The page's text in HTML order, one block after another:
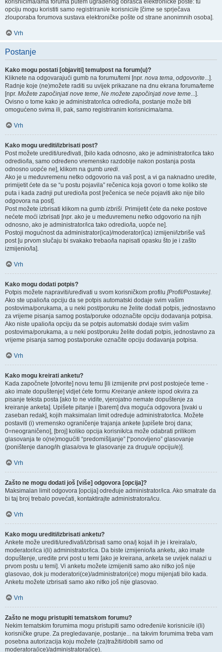
korisnicima/ama foruma putem ugrađenog obrasca elektroničke pošte: tu
opciju mogu koristiti samo registrirani/e korisnici/e [čime se sprječava
zlouporaba forumova sustava elektroničke pošte od strane anonimnih osoba].
Vrh
Postanje
Kako mogu postati [objaviti] temu/post na forum(u)?
Kliknete na odgovarajući gumb na forumu/temi [npr. nova tema, odgovorite...].
Radnje koje (ne)možete raditi su uvijek prikazane na dnu ekrana foruma/teme
[npr. Možete započinjati nove teme, Ne možete započinjati nove teme...].
Ovisno o tome kako je administrator/ica odredio/la, postanje može biti
omogućeno svima ili, pak, samo registriranim korisnicima/ama.
Vrh
Kako mogu urediti/izbrisati post?
Post možete urediti/uređivati, [bilo kada odnosno, ako je administrator/ica tako
odredio/la, samo određeno vremensko razdoblje nakon postanja posta
odnosno uopće ne], klikom na gumb uredi.
Ako je u međuvremenu netko odgovorio na vaš post, a vi ga naknadno uredite,
primijetit ćete da se “u postu pojavila” rečenica koja govori o tome koliko ste
puta i kada zadnji put uredio/la post [rečenica se neće pojaviti ako nije bilo
odgovora na post].
Post možete izbrisati klikom na gumb izbriši. Primijetit ćete da neke postove
nećete moći izbrisati [npr. ako je u međuvremenu netko odgovorio na njih
odnosno, ako je administrator/ica tako odredio/la, uopće ne].
Postoji mogućnost da administrator(ica)/moderator(ica) izmijeni/izbriše vaš
post [u prvom slučaju bi svakako trebao/la napisati opasku što je i zašto
izmijenio/la].
Vrh
Kako mogu dodati potpis?
Potpis možete napraviti/uređivati u svom korisničkom profilu [Profil/Postavke].
Ako ste upalio/la opciju da se potpis automatski dodaje svim vašim
postovima/porukama, a u neki post/poruku ne želite dodati potpis, jednostavno
za vrijeme pisanja samog posta/poruke odoznačite opciju dodavanja potpisa.
Ako niste upalio/la opciju da se potpis automatski dodaje svim vašim
postovima/porukama, a u neki post/poruku želite dodati potpis, jednostavno za
vrijeme pisanja samog posta/poruke označite opciju dodavanja potpisa.
Vrh
Kako mogu kreirati anketu?
Kada započnete [otvorite] novu temu [ili izmijenite prvi post postojeće teme -
ako imate dopuštenje] vidjet ćete formu Kreiranje ankete ispod okvira za
pisanje teksta posta [ako to ne vidite, vjerojatno nemate dopuštenje za
kreiranje anketa]. Upišete pitanje i [barem] dva moguća odgovora [svaki u
zaseban redak], kojih maksimalan limit određuje administrator/ica. Možete
postaviti (i) vremensko ograničenje trajanja ankete [upišete broj dana;
0=neograničeno], [broj] koliko opcija korisnik/ca može odabrati prilikom
glasovanja te o(ne)mogućiti “predomišljanje” [“ponovljeno” glasovanje
(poništenje danog/ih glasa/ova te glasovanje za drugu/e opciju/e)].
Vrh
Zašto ne mogu dodati još [više] odgovora [opcija]?
Maksimalan limit odgovora [opcija] određuje administrator/ica. Ako smatrate da
bi taj broj trebalo povećati, kontaktirajte administratora/icu.
Vrh
Kako mogu urediti/izbrisati anketu?
Ankete može urediti/uređivati/izbrisati samo ona/j koja/i ih je i kreirala/o,
moderator/ica i(li) administrator/ica. Da biste izmijenio/la anketu, ako imate
dopuštenje, uredite prvi post u temi [ako je kreirana, anketa se uvijek nalazi u
prvom postu u temi]. Vi anketu možete izmijeniti samo ako nitko još nije
glasovao, dok ju moderatori(ce)/administratori(ce) mogu mijenjati bilo kada.
Anketu možete izbrisati samo ako nitko još nije glasovao.
Vrh
Zašto ne mogu pristupiti tematskom forumu?
Nekim tematskim forumima mogu pristupiti samo određeni/e korisnici/e i(li)
korisničke grupe. Za pregledavanje, postanje... na takvim forumima treba vam
posebna autorizacija koju možete (za)tražiti/dobiti samo od
moderatora(ice)/administratora(ice).